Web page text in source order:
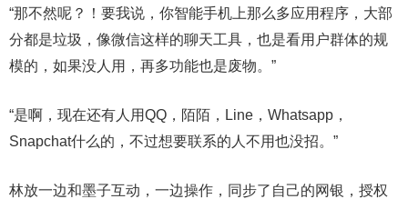
“那不然呢？！要我说，你智能手机上那么多应用程序，大部
分都是垃圾，像微信这样的聊天工具，也是看用户群体的规
模的，如果没人用，再多功能也是废物。”
“是啊，现在还有人用QQ，陌陌，Line，Whatsapp，
Snapchat什么的，不过想要联系的人不用也没招。”
林放一边和墨子互动，一边操作，同步了自己的网银，授权